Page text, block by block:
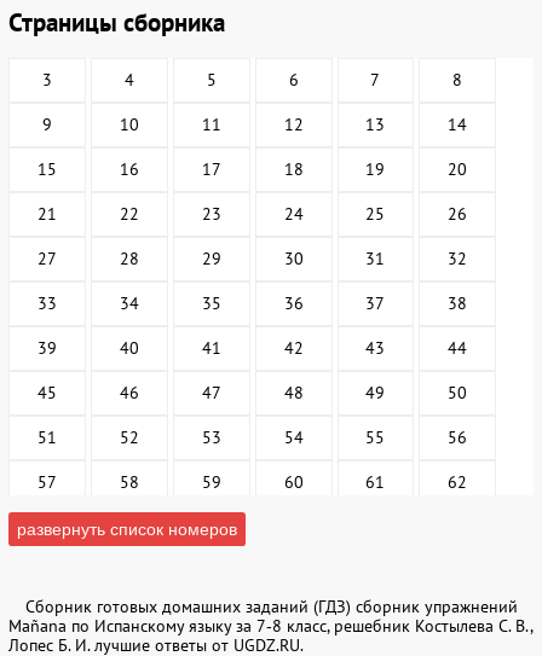
Страницы сборника
3 4 5 6 7 8
9 10 11 12 13 14
15 16 17 18 19 20
21 22 23 24 25 26
27 28 29 30 31 32
33 34 35 36 37 38
39 40 41 42 43 44
45 46 47 48 49 50
51 52 53 54 55 56
57 58 59 60 61 62
63 64 65
76 77 78 79 80 81
развернуть список номеров
Сборник готовых домашних заданий (ГДЗ) сборник упражнений
Mañana по Испанскому языку за 7‐8 класс, решебник Костылева С. В.,
Лопес Б. И. лучшие ответы от UGDZ.RU.